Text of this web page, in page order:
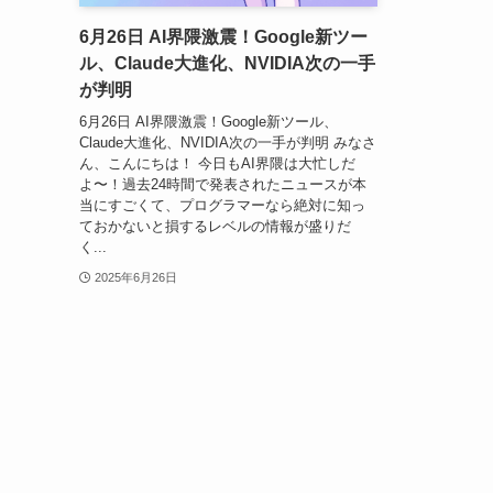
6月26日 AI界隈激震！Google新ツー
ル、Claude大進化、NVIDIA次の一手
が判明
6月26日 AI界隈激震！Google新ツール、
Claude大進化、NVIDIA次の一手が判明 みなさ
ん、こんにちは！ 今日もAI界隈は大忙しだ
よ〜！過去24時間で発表されたニュースが本
当にすごくて、プログラマーなら絶対に知っ
ておかないと損するレベルの情報が盛りだ
く...
2025年6月26日